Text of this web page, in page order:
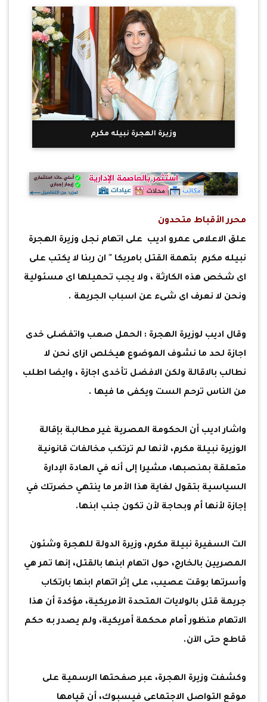
وزيرة الهجرة نبيله مكرم
محرر الأقباط متحدون
علق الاعلامى عمرو اديب على اتهام نجل وزيرة الهجرة
نبيله مكرم بتهمة القتل بامريكا " ان ربنا لا يكتب على
اى شخص هذه الكارثة ، ولا يجب تحميلها اى مسئولية
ونحن لا نعرف اى شىء عن اسباب الجريمة .
وقال اديب لوزيرة الهجرة : الحمل صعب واتفضلى خدى
اجازة لحد ما نشوف الموضوع هيخلص ازاى نحن لا
نطالب بالاقالة ولكن الافضل تأخدى اجازة ، وايضا اطلب
من الناس ترحم الست ويكفى ما فيها .
واشار اديب أن الحكومة المصرية غير مطالبة بإقالة
الوزيرة نبيلة مكرم، لأنها لم ترتكب مخالفات قانونية
متعلقة بمنصبها، مشيرا إلى أنه في العادة الإدارة
السياسية بتقول لغاية هذا الأمر ما ينتهي حضرتك في
إجازة لأنها أم وبحاجة لأن تكون جنب ابنها.
الت السفيرة نبيلة مكرم، وزيرة الدولة للهجرة وشئون
المصريين بالخارج، حول اتهام ابنها بالقتل، إنها تمر هي
وأسرتها بوقت عصيب، على إثر اتهام ابنها بارتكاب
جريمة قتل بالولايات المتحدة الأمريكية، مؤكدة أن هذا
الاتهام منظور أمام محكمة أمريكية، ولم يصدر به حكم
قاطع حتى الآن.
وكشفت وزيرة الهجرة، عبر صفحتها الرسمية على
موقع التواصل الاجتماعي فيسبوك، أن قيامها